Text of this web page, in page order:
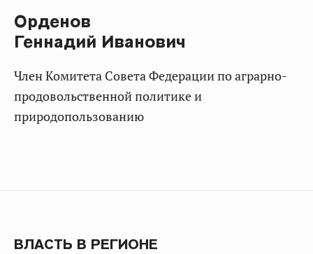
Орденов
Геннадий Иванович
Член Комитета Совета Федерации по аграрно-
продовольственной политике и
природопользованию
ВЛАСТЬ В РЕГИОНЕ